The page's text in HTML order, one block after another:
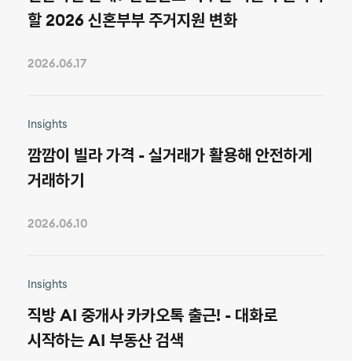
할 2026 신혼부부 주거지원 변화
2026.06.17
Insights
깜깜이 빌라 가격 - 실거래가 활용해 안전하게
거래하기
2026.06.10
Insights
직방 AI 중개사 카카오톡 출근! - 대화로
시작하는 AI 부동산 검색